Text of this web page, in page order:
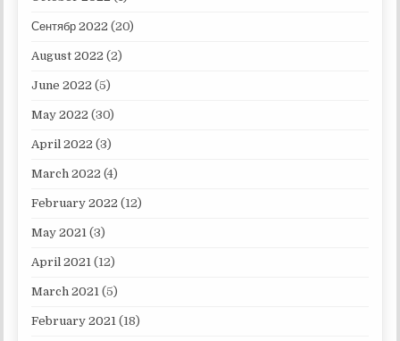
Сентябр 2022 (20)
August 2022 (2)
June 2022 (5)
May 2022 (30)
April 2022 (3)
March 2022 (4)
February 2022 (12)
May 2021 (3)
April 2021 (12)
March 2021 (5)
February 2021 (18)